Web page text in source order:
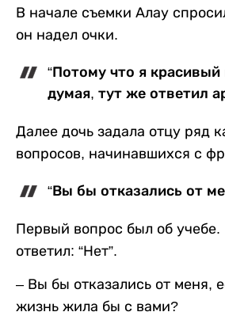
В начале съемки Алау
он надел очки.
“Потому что я красивый
думая, тут же ответил
Далее дочь задала отцу ряд
вопросов, начинавшихся с
“Вы бы отказались от
Первый вопрос был об учебе.
ответил: “Нет”.
– Вы бы отказались от меня,
жизнь жила бы с вами?